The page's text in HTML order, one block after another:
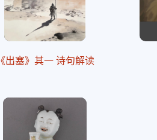
《出塞》其一 诗句解读